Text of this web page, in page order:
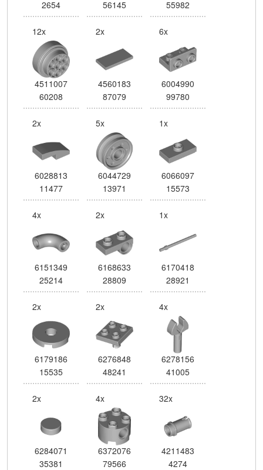
2654
56145
55982
12x
4511007
60208
2x
4560183
87079
6x
6004990
99780
2x
6028813
11477
5x
6044729
13971
1x
6066097
15573
4x
6151349
25214
2x
6168633
28809
1x
6170418
28921
2x
6179186
15535
2x
6276848
48241
4x
6278156
41005
2x
6284071
35381
4x
6372076
79566
32x
4211483
4274